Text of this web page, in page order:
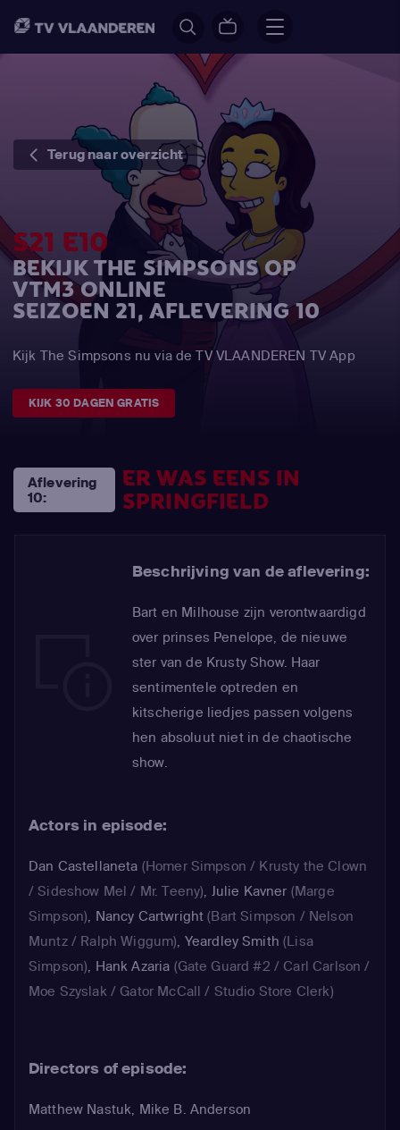
Terug naar overzicht
S21 E10
BEKIJK THE SIMPSONS OP
VTM3 ONLINE
SEIZOEN 21, AFLEVERING 10
Kijk The Simpsons nu via de TV VLAANDEREN TV App
KIJK 30 DAGEN GRATIS
Aflevering
10:
ER WAS EENS IN
SPRINGFIELD
Beschrijving van de aflevering:
Bart en Milhouse zijn verontwaardigd
over prinses Penelope, de nieuwe
ster van de Krusty Show. Haar
sentimentele optreden en
kitscherige liedjes passen volgens
hen absoluut niet in de chaotische
show.
Actors in episode:
Dan Castellaneta (Homer Simpson / Krusty the Clown
/ Sideshow Mel / Mr. Teeny), Julie Kavner (Marge
Simpson), Nancy Cartwright (Bart Simpson / Nelson
Muntz / Ralph Wiggum), Yeardley Smith (Lisa
Simpson), Hank Azaria (Gate Guard #2 / Carl Carlson /
Moe Szyslak / Gator McCall / Studio Store Clerk)
Directors of episode:
Matthew Nastuk, Mike B. Anderson